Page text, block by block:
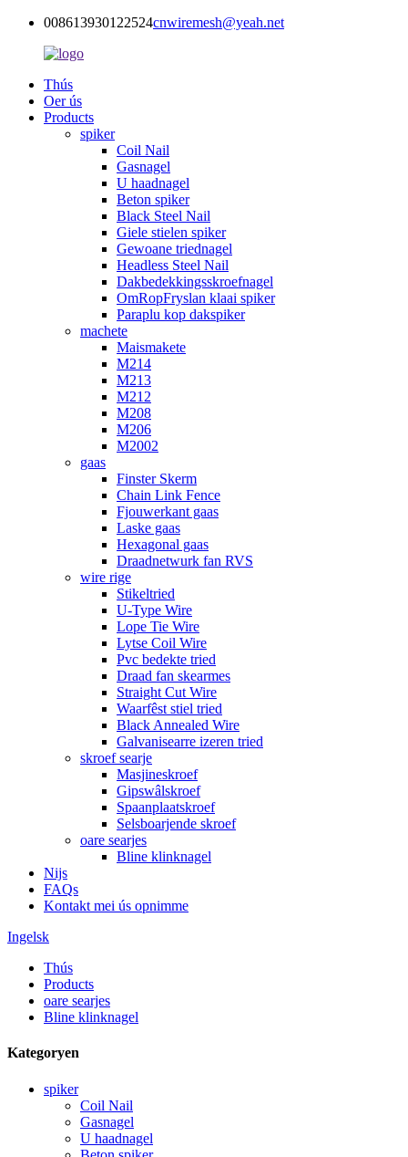
008613930122524cnwiremesh@yeah.net
Thús
Oer ús
Products
spiker
Coil Nail
Gasnagel
U haadnagel
Beton spiker
Black Steel Nail
Giele stielen spiker
Gewoane triednagel
Headless Steel Nail
Dakbedekkingsskroefnagel
OmRopFryslan klaai spiker
Paraplu kop dakspiker
machete
Maismakete
M214
M213
M212
M208
M206
M2002
gaas
Finster Skerm
Chain Link Fence
Fjouwerkant gaas
Laske gaas
Hexagonal gaas
Draadnetwurk fan RVS
wire rige
Stikeltried
U-Type Wire
Lope Tie Wire
Lytse Coil Wire
Pvc bedekte tried
Draad fan skearmes
Straight Cut Wire
Waarfêst stiel tried
Black Annealed Wire
Galvanisearre izeren tried
skroef searje
Masjineskroef
Gipswâlskroef
Spaanplaatskroef
Selsboarjende skroef
oare searjes
Bline klinknagel
Nijs
FAQs
Kontakt mei ús opnimme
Ingelsk
Thús
Products
oare searjes
Bline klinknagel
Kategoryen
spiker
Coil Nail
Gasnagel
U haadnagel